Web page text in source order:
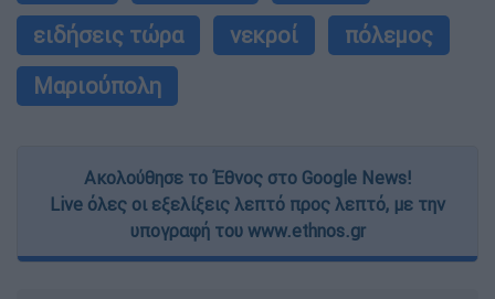
ειδήσεις τώρα
νεκροί
πόλεμος
Μαριούπολη
Ακολούθησε το Έθνος στο Google News!
Live όλες οι εξελίξεις λεπτό προς λεπτό, με την
υπογραφή του www.ethnos.gr